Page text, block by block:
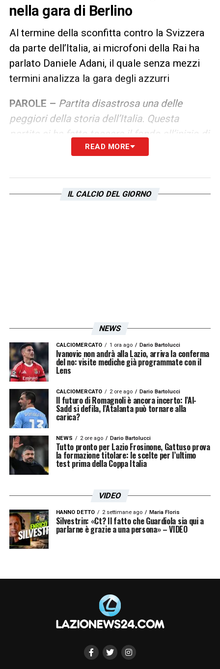
nella gara di Berlino
Al termine della sconfitta contro la Svizzera
da parte dell’Italia, ai microfoni della Rai ha
parlato Daniele Adani, il quale senza mezzi
termini analizza la gara degli azzurri
PAROLE – Partita disastrosa una delle
peggiori della storia dell’Italia. Questa
partita ci ha fatto toccare il fondo all’inizio di
un nuovo progetto
LA PLAYLIST DELLE NOSTRE TOP NEWS
READ MORE
IL CALCIO DEL GIORNO
NEWS
CALCIOMERCATO 1 ora ago Dario Bartolucci
Ivanovic non andrà alla Lazio, arriva la conferma
del no: visite mediche già programmate con il
Lens
CALCIOMERCATO 2 ore ago Dario Bartolucci
Il futuro di Romagnoli è ancora incerto: l’Al-
Sadd si defila, l’Atalanta può tornare alla
carica?
NEWS 2 ore ago Dario Bartolucci
Tutto pronto per Lazio Frosinone, Gattuso prova
la formazione titolare: le scelte per l’ultimo
test prima della Coppa Italia
VIDEO
HANNO DETTO 2 settimane ago Maria Floris
Silvestrin: «Ct? Il fatto che Guardiola sia qui a
parlarne è grazie a una persona» – VIDEO